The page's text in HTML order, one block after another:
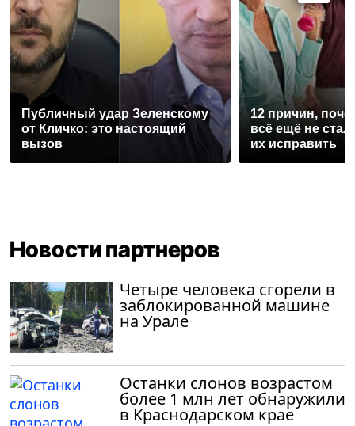
Публичный удар Зеленскому
от Кличко: это настоящий
вызов
12 причин,
всё ещё не
их исправить
Новости партнеров
Четыре человека сгорели в
заблокированной машине
на Урале
Останки слонов возрастом
более 1 млн лет обнаружили
в Краснодарском крае